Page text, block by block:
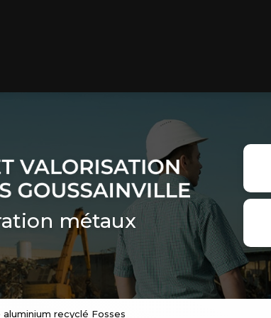
métaux
recyclé Fosses